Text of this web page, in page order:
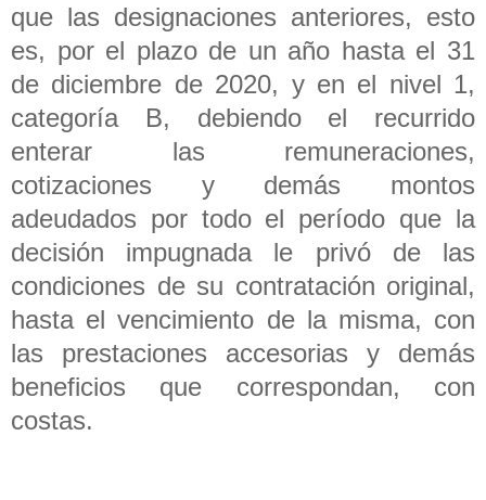
que las designaciones anteriores, esto
es, por el plazo de un año hasta el 31
de diciembre de 2020, y en el nivel 1,
categoría B, debiendo el recurrido
enterar las remuneraciones,
cotizaciones y demás montos
adeudados por todo el período que la
decisión impugnada le privó de las
condiciones de su contratación original,
hasta el vencimiento de la misma, con
las prestaciones accesorias y demás
beneficios que correspondan, con
costas.